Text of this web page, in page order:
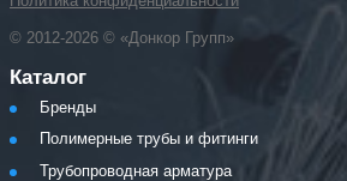
© 2012-2026 © «Донкор Групп»
Каталог
Бренды
Полимерные трубы и фитинги
Трубопроводная арматура